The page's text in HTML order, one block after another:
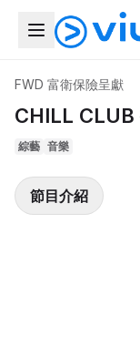
FWD 富衛保險呈獻
CHILL CLUB
綜藝 音樂
節目介紹